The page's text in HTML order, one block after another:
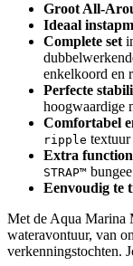
Groot All-
Ideaal
Complete set
enkelkoord en
Perfecte
hoogwaardige
Comfortabel
ripple textuur
Extra
STRAP™
Eenvoudig te
Met de Aqua Marina
wateravontuur, van
verkenningstochten.